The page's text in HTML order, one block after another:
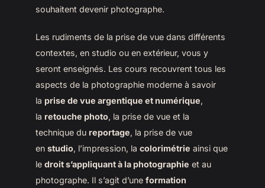
souhaitent devenir photographe.
Les rudiments de la prise de vue dans différents
contextes, en studio ou en extérieur, vous y
seront enseignés. Les cours recouvrent tous les
aspects de la photographie moderne à savoir
la prise de vue argentique et numérique,
la retouche photo, la prise de vue et la
technique du reportage, la prise de vue
en studio, l’impression, la colorimétrie ainsi que
le droit s’appliquant à la photographie et au
photographe. Il s’agit d’une formation